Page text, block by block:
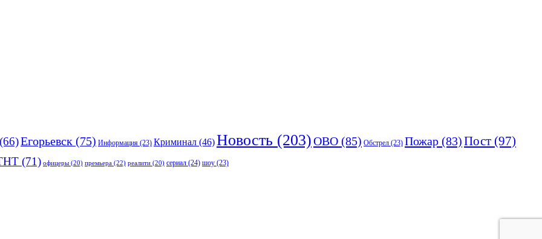
(66)Егорьевск (75) Информация (23) Криминал (46)Новость (203)ОВО (85) Обстрел (23) Пожар (83)Пост (97)
(71) офицеры (20) премьера (22) реалити (20) сериал (24) шоу (23)